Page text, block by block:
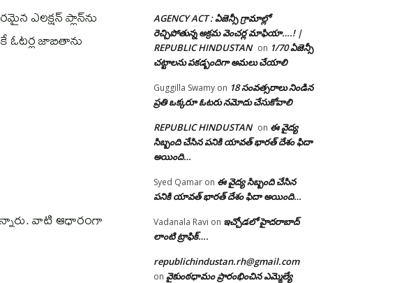
ఎలక్షన్‌ ప్లాన్‌ను
ఓటర్ల జాబితాను
వాటి ఆధారంగా
AGENCY ACT : ఏజెన్సీ గ్రామాల్లో
రెచ్చిపోతున్న అక్రమ వెంచర్ల మాఫియా….! |
REPUBLIC HINDUSTAN on 1/70 ఏజెన్సీ
చట్టాలను పకడ్బందిగా అమలు చేయాలి
Guggilla Swamy on 18 సంవత్సరాలు నిండిన
ప్రతి ఒక్కరూ ఓటరు నమోదు చేసుకోవాలి
REPUBLIC HINDUSTAN on ఈ వైద్య
సిబ్బంది చేసిన పనికి యావత్ భారత్ దేశం ఫిదా
అయింది…
Syed Qamar on ఈ వైద్య సిబ్బంది చేసిన
పనికి యావత్ భారత్ దేశం ఫిదా అయింది…
Vadanala Ravi on ఇచ్చోడలో హైదరాబాద్
లాంటి ట్రాఫిక్….
republichindustan.rh@gmail.com
on వైకుంఠధామం ప్రారంభించిన ఎమ్మెల్యే